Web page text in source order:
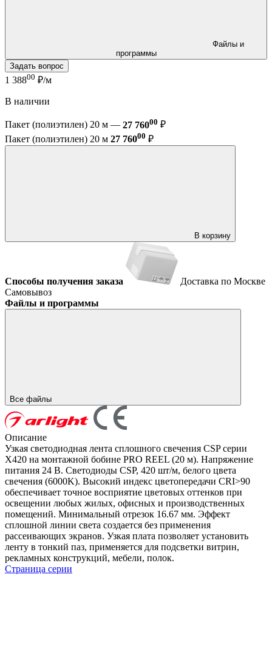
программы
Задать вопрос
1 38800 ₽/м
В наличии
Пакет (полиэтилен) 20 м — 27 76000 ₽
Пакет (полиэтилен) 20 м 27 76000 ₽
В корзину
Способы получения заказа
Доставка по Москве
Самовывоз
Файлы и программы
Все файлы
Описание
Узкая светодиодная лента сплошного свечения CSP серии
X420 на монтажной бобине PRO REEL (20 м). Напряжение
питания 24 В. Светодиоды CSP, 420 шт/м, белого цвета
свечения (6000K). Высокий индекс цветопередачи CRI>90
обеспечивает точное восприятие цветовых оттенков при
освещении любых жилых, офисных и производственных
помещений. Минимальный отрезок 16.67 мм. Эффект
сплошной линии света создается без применения
рассеивающих экранов. Узкая плата позволяет установить
ленту в тонкий паз, применяется для подсветки витрин,
рекламных конструкций, мебели, полок.
Страница серии